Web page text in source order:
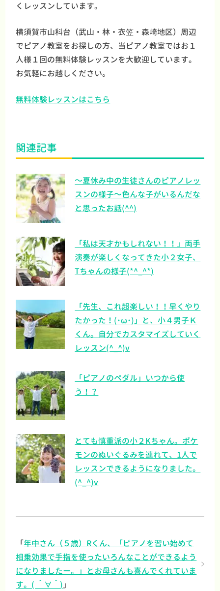
くレッスンしています。
横須賀市山科台（武山・林・衣笠・森崎地区）周辺
でピアノ教室をお探しの方、当ピアノ教室ではお１
人様１回の無料体験レッスンを大歓迎しています。
お気軽にお越しください。
無料体験レッスンはこちら
関連記事
～夏休み中の生徒さんのピアノレッ
スンの様子～色んな子がいるんだな
と思ったお話(^^)
「私は天才かもしれない！！」両手
演奏が楽しくなってきた小２女子、
Tちゃんの様子(*^_^*)
「先生、これ超楽しい！！早くやり
たかった！(･ω･)」と、小４男子Ｋ
くん。自分でカスタマイズしていく
レッスン(^_^)v
「ピアノのペダル」いつから使
う！？
とても慎重派の小２Kちゃん。ポケ
モンのぬいぐるみを連れて、1人で
レッスンできるようになりました。
(^_^)v
「年中さん（５歳）Rくん、「ピアノを習い始めて
相乗効果で手指を使ったいろんなことができるよう
になりましたー。」とお母さんも喜んでくれていま
す。( ＾∀＾) 」